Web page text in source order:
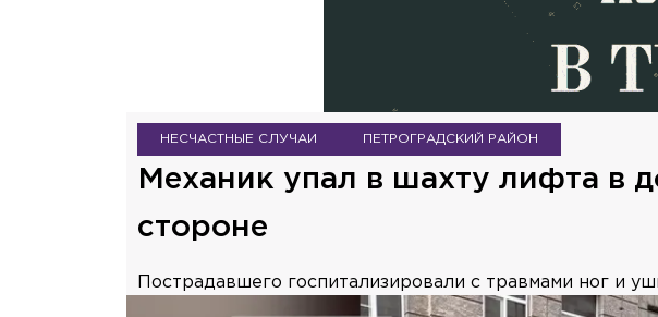
НЕСЧАСТНЫЕ СЛУЧАИ ПЕТРОГРАДСКИЙ РАЙОН
Механик упал в шахту лифта в
стороне
Пострадавшего госпитализировали с травмами ног и